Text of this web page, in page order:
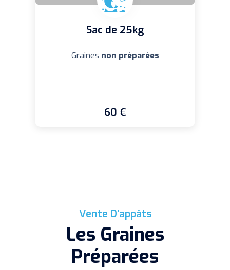
Sac de 25kg
Graines non préparées
60 €
Vente D'appâts
Les Graines
Préparées